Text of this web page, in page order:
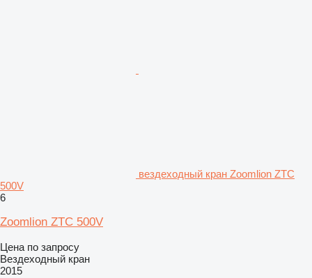
вездеходный кран Zoomlion ZTC
500V
6
Zoomlion ZTC 500V
Цена по запросу
Вездеходный кран
2015